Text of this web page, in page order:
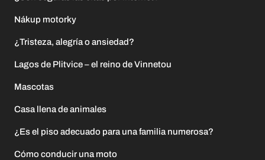
Nákup motorky
¿Tristeza, alegría o ansiedad?
Lagos de Plitvice – el reino de Vinnetou
Mascotas
Casa llena de animales
¿Es el piso adecuado para una familia numerosa?
Cómo conducir una moto